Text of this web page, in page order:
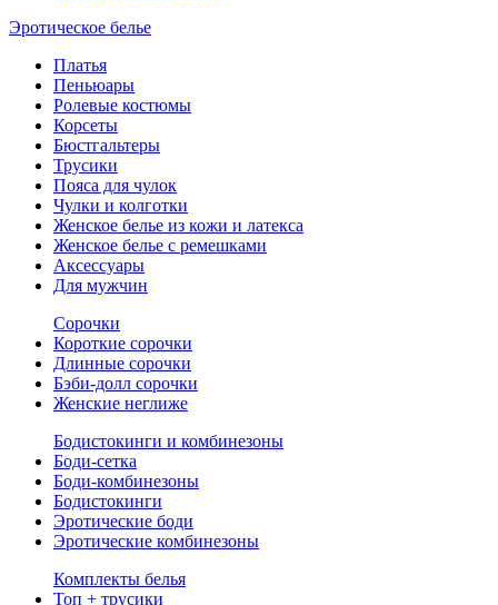
Эротическое белье
Платья
Пеньюары
Ролевые костюмы
Корсеты
Бюстгальтеры
Трусики
Пояса для чулок
Чулки и колготки
Женское белье из кожи и латекса
Женское белье с ремешками
Аксессуары
Для мужчин
Сорочки
Короткие сорочки
Длинные сорочки
Бэби-долл сорочки
Женские неглиже
Бодистокинги и комбинезоны
Боди-сетка
Боди-комбинезоны
Бодистокинги
Эротические боди
Эротические комбинезоны
Комплекты белья
Топ + трусики